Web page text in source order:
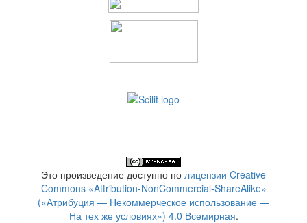
Это произведение доступно по лицензии Creative
Commons «Attribution-NonCommercial-ShareAlike»
(«Атрибуция — Некоммерческое использование —
На тех же условиях») 4.0 Всемирная.